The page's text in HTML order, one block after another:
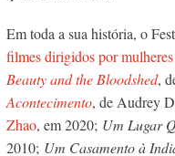
Em toda a sua história, o
filmes dirigidos por mulheres
Beauty and the Bloodshed,
Acontecimento, de Audrey
Zhao, em 2020; Um Lugar
2010; Um Casamento à